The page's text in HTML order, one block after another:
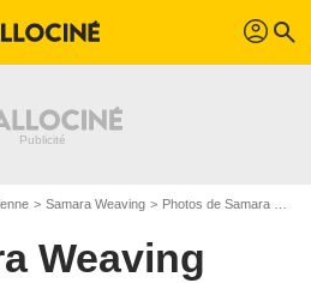
profil search
Samara Weaving Photos de Samara Weaving
Weaving